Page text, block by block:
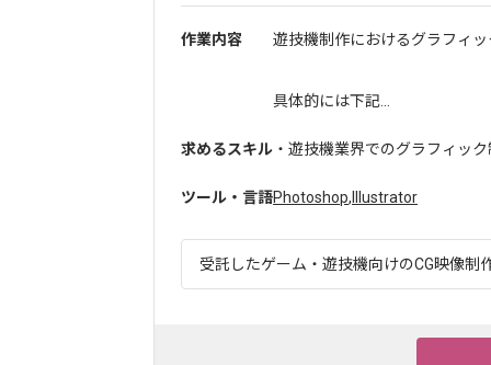
作業内容 遊技機制作におけるグラフィ
具体的には下記...
求めるスキル ・遊技機業界でのグラフィッ
ツール・言語Photoshop, Illustrator
受託したゲーム・遊技機向けのCG映像制